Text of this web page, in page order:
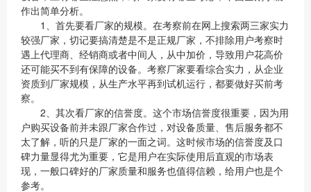
作出简单分析。
1、首先要看厂家的规模。在考察前在网上搜索两三家实力
较强厂家，切记要搞清楚是不是正规厂家，不排除用户考察时
遇上代理商、经销商或者中间人，从中加价，导致用户花高价
还可能买不到有保障的设备。考察厂家要看综合实力，从企业
资质到厂家规模，从生产水平再到试机运行，都要做好买前考
察。
2、其次看厂家的信誉度。这个市场信誉度很重要，因为用
户购买设备前并未跟厂家合作过，对设备质量、售后服务都不
太了解，听的只是厂家的一面之词。这时候市场的信誉度及口
碑力量显得尤为重要，它是用户在实际使用后直观的市场表
现，一般口碑好的厂家质量和服务也值得信赖，给用户也是个
参考。